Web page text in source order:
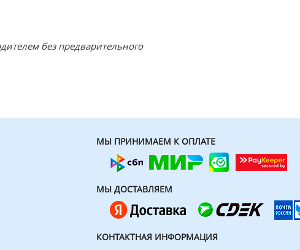
без предварительного
МЫ ПРИНИМАЕМ К ОПЛАТЕ
МЫ ДОСТАВЛЯЕМ
КОНТАКТНАЯ ИНФОРМАЦИЯ